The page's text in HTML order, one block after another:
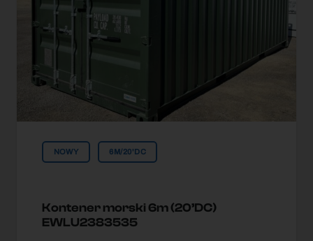
NOWY 6M/20'DC
Kontener morski 6m (20’DC)
EWLU2383535